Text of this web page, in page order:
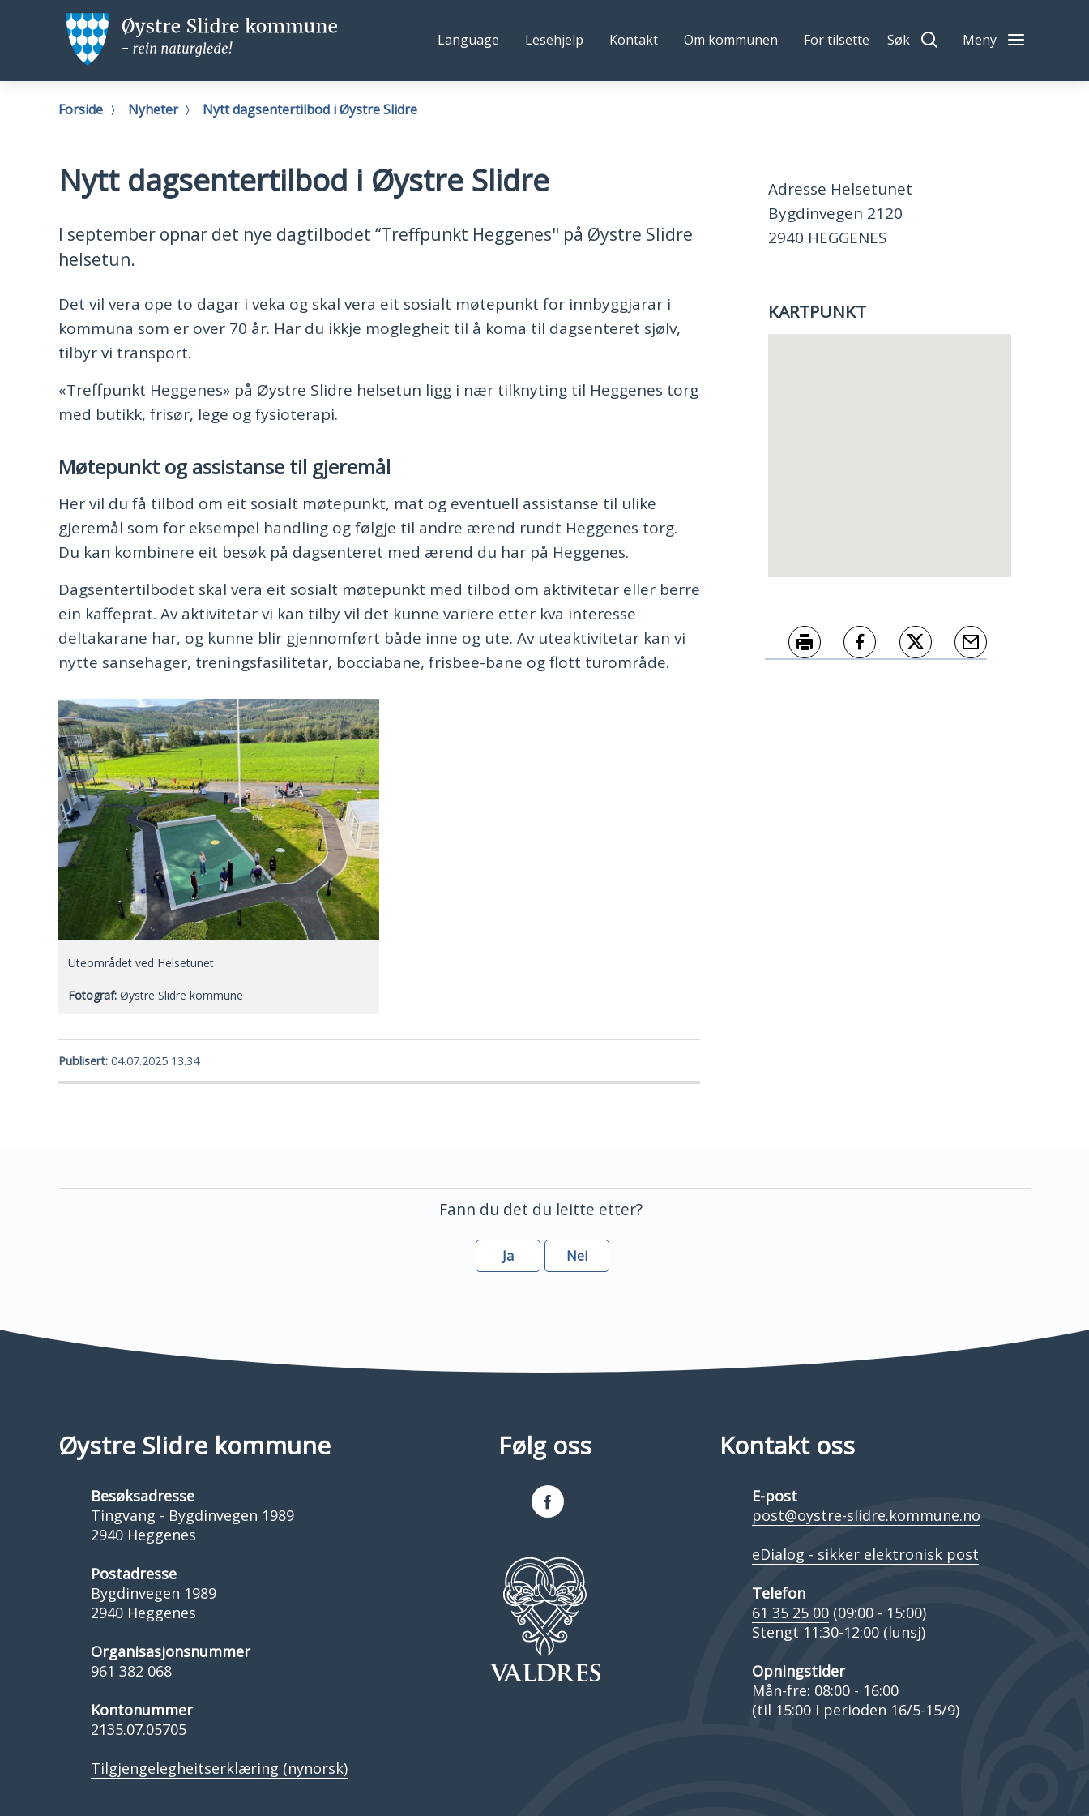
Øystre
Slidre
kommune
Øystre
kommune
Følg
Language Lesehjelp Kontakt Om kommunen For tilsette Søk Meny
Du
Forside Nyheter Nytt dagsentertilbod i Øystre Slidre
Nytt dagsentertilbod i Øystre Slidre
I september opnar det nye dagtilbodet “Treffpunkt Heggenes" på Øystre Slidre
helsetun.
Det vil vera ope to dagar i veka og skal vera eit sosialt møtepunkt for innbyggjarar i
kommuna som er over 70 år. Har du ikkje moglegheit til å koma til dagsenteret sjølv,
tilbyr vi transport.
«Treffpunkt Heggenes» på Øystre Slidre helsetun ligg i nær tilknyting til Heggenes torg
med butikk, frisør, lege og fysioterapi.
Møtepunkt og assistanse til gjeremål
Her vil du få tilbod om eit sosialt møtepunkt, mat og eventuell assistanse til ulike
gjeremål som for eksempel handling og følgje til andre ærend rundt Heggenes torg.
Du kan kombinere eit besøk på dagsenteret med ærend du har på Heggenes.
Dagsentertilbodet skal vera eit sosialt møtepunkt med tilbod om aktivitetar eller berre
ein kaffeprat. Av aktivitetar vi kan tilby vil det kunne variere etter kva interesse
deltakarane har, og kunne blir gjennomført både inne og ute. Av uteaktivitetar kan vi
nytte sansehager, treningsfasilitetar, bocciabane, frisbee-bane og flott turområde.
Uteområdet ved Helsetunet
Øystre Slidre kommune
Publisert 04.07.2025 13.34
Adresse Helsetunet
Bygdinvegen 2120
2940 HEGGENES
KARTPUNKT
Fann du det du leitte etter?
Ja Nei
Øystre Slidre kommune
Besøksadresse
Tingvang - Bygdinvegen 1989
2940 Heggenes
Postadresse
Bygdinvegen 1989
2940 Heggenes
Organisasjonsnummer
961 382 068
Kontonummer
2135.07.05705
Tilgjengelegheitserklæring (nynorsk)
Følg oss
Facebook
Kontakt oss
E-post
post@oystre-slidre.kommune.no
eDialog - sikker elektronisk post
Telefon
61 35 25 00 (09:00 - 15:00)
Stengt 11:30-12:00 (lunsj)
Opningstider
Mån-fre: 08:00 - 16:00
(til 15:00 i perioden 16/5-15/9)